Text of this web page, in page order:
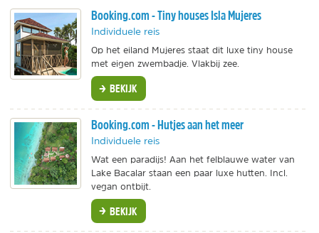
Booking.com - Tiny houses Isla Mujeres
Individuele reis
Op het eiland Mujeres staat dit luxe tiny house
met eigen zwembadje. Vlakbij zee.
BEKIJK
Booking.com - Hutjes aan het meer
Individuele reis
Wat een paradijs! Aan het felblauwe water van
Lake Bacalar staan een paar luxe hutten. Incl.
vegan ontbijt.
BEKIJK